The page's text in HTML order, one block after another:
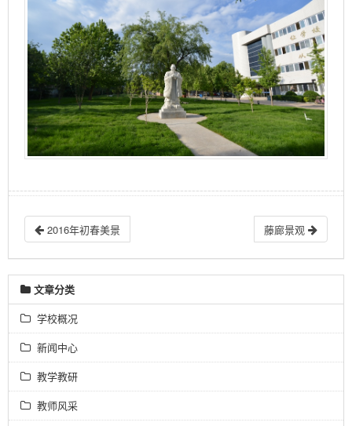
2016年初春美景 藤廊景观
文章分类
学校概况
新闻中心
教学教研
教师风采